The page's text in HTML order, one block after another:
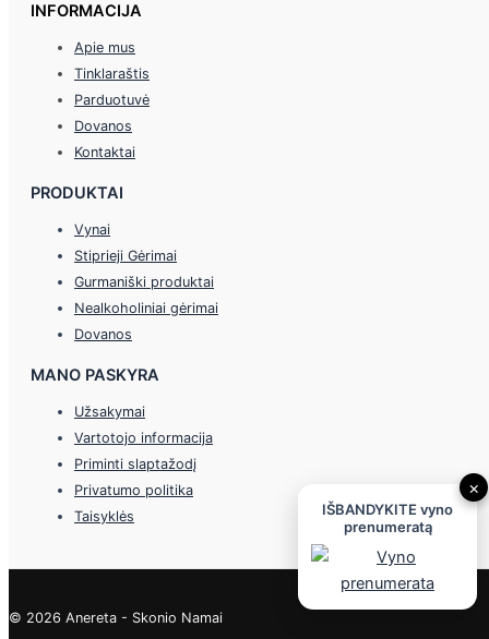
INFORMACIJA
Apie mus
Tinklaraštis
Parduotuvė
Dovanos
Kontaktai
PRODUKTAI
Vynai
Stiprieji Gėrimai
Gurmaniški produktai
Nealkoholiniai gėrimai
Dovanos
MANO PASKYRA
Užsakymai
Vartotojo informacija
Priminti slaptažodį
Privatumo politika
Taisyklės
© 2026 Anereta - Skonio Namai
×
IŠBANDYKITE vyno
prenumeratą